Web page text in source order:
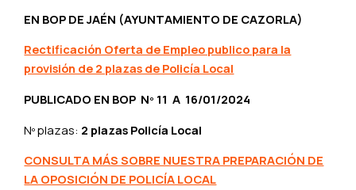
EN BOP DE JAÉN (AYUNTAMIENTO DE CAZORLA)
Rectificación Oferta de Empleo publico para la
provisión de 2 plazas de Policía Local
PUBLICADO EN BOP Nº 11 A 16/01/2024
Nº plazas: 2 plazas Policía Local
CONSULTA MÁS SOBRE NUESTRA PREPARACIÓN DE
LA OPOSICIÓN DE POLICÍA LOCAL